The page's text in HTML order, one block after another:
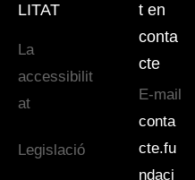
LITAT
La
accessibilit
at
Legislació
t en
conta
cte
E-mail
conta
cte.fu
ndaci